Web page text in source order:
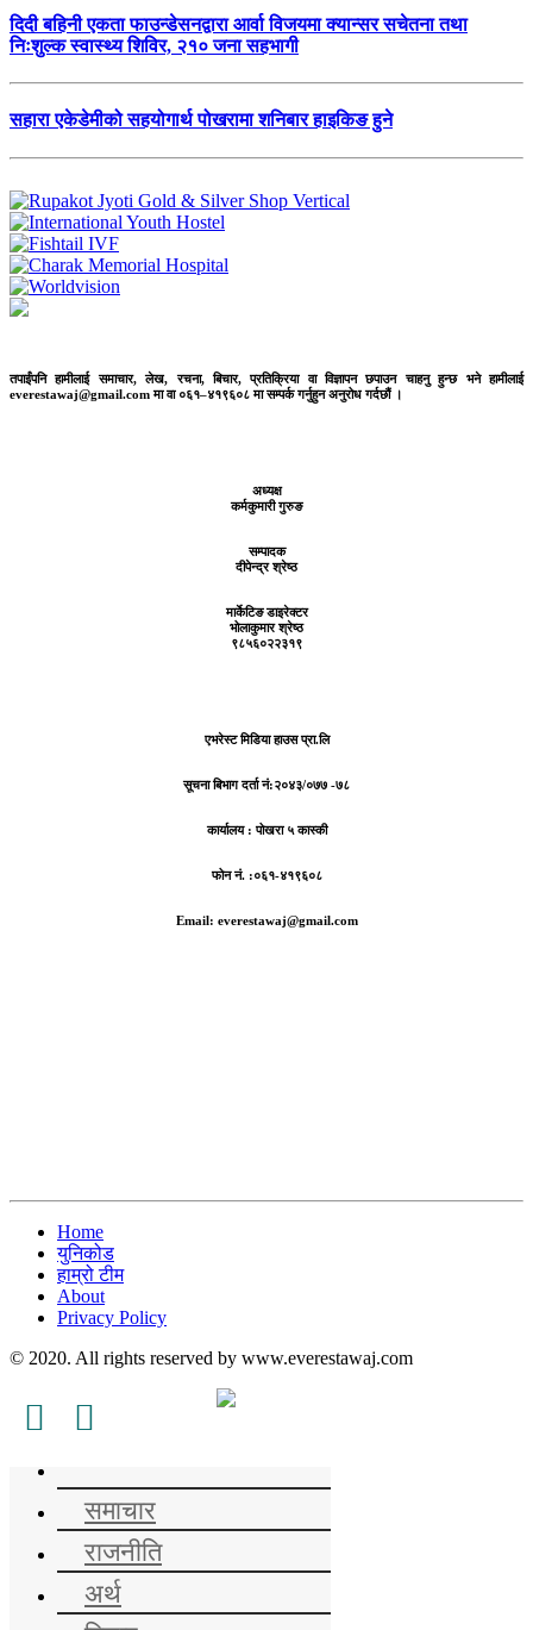
दिदी बहिनी एकता फाउन्डेसनद्वारा आर्वा विजयमा क्यान्सर सचेतना तथा
निःशुल्क स्वास्थ्य शिविर, २१० जना सहभागी
सहारा एकेडेमीको सहयोगार्थ पोखरामा शनिबार हाइकिङ हुने
तपाईंपनि हामीलाई समाचार, लेख, रचना, बिचार, प्रतिक्रिया वा विज्ञापन छपाउन चाहनु हुन्छ भने हामीलाई
everestawaj@gmail.com मा वा ०६१–४१९६०८ मा सम्पर्क गर्नुहुन अनुरोध गर्दछौं ।
अध्यक्ष
कर्मकुमारी गुरुङ
सम्पादक
दीपेन्द्र श्रेष्ठ
मार्केटिङ डाइरेक्टर
भोलाकुमार श्रेष्ठ
९८५६०२२३१९
एभरेस्ट मिडिया हाउस प्रा.लि
सूचना बिभाग दर्ता नं:२०४३/०७७ -७८
कार्यालय :पोखरा ५ कास्की
फोन नं. :०६१-४१९६०८
Email: everestawaj@gmail.com
Home
युनिकोड
हाम्रो टीम
About
Privacy Policy
© 2020. All rights reserved by www.everestawaj.com
समाचार
राजनीति
अर्थ